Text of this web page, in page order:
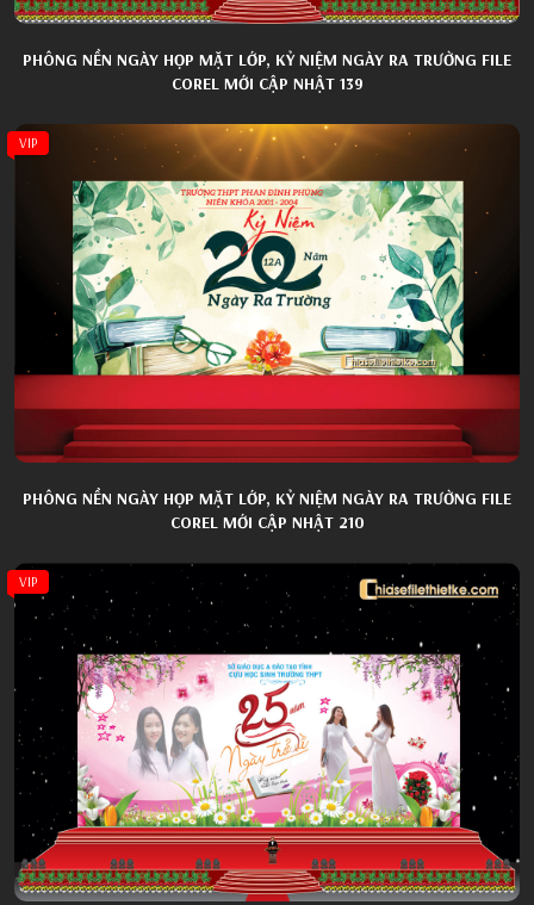
PHÔNG NỀN NGÀY HỌP MẶT LỚP, KỶ NIỆM NGÀY RA TRƯỜNG FILE
COREL MỚI CẬP NHẬT 139
VIP
PHÔNG NỀN NGÀY HỌP MẶT LỚP, KỶ NIỆM NGÀY RA TRƯỜNG FILE
COREL MỚI CẬP NHẬT 210
VIP